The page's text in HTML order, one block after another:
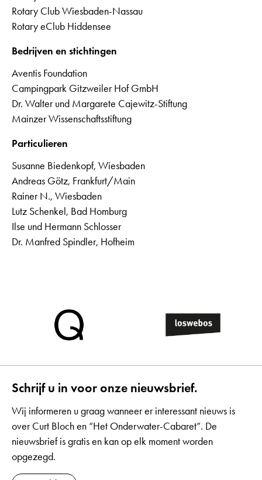
Rotary Club Wiesbaden-Nassau
Rotary eClub Hiddensee
Bedrijven en stichtingen
Aventis Foundation
Campingpark Gitzweiler Hof GmbH
Dr. Walter und Margarete Cajewitz-Stiftung
Mainzer Wissenschaftsstiftung
Particulieren
Susanne Biedenkopf, Wiesbaden
Andreas Götz, Frankfurt/Main
Rainer N., Wiesbaden
Lutz Schenkel, Bad Homburg
Ilse und Hermann Schlosser
Dr. Manfred Spindler, Hofheim
Schrijf u in voor onze nieuwsbrief.
Wij informeren u graag wanneer er interessant nieuws is
over Curt Bloch en “Het Onderwater-Cabaret”. De
nieuwsbrief is gratis en kan op elk moment worden
opgezegd.